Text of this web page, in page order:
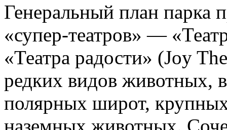
Генеральный план парка
«супер-театров» —
«Театра радости» (Joy
редких видов животных,
полярных широт,
наземных животных.